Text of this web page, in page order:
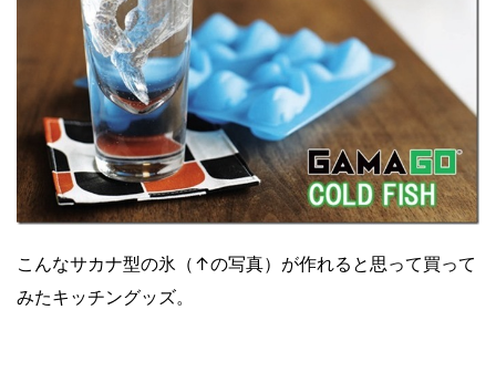
こんなサカナ型の氷（↑の写真）が作れると思って買って
みたキッチングッズ。